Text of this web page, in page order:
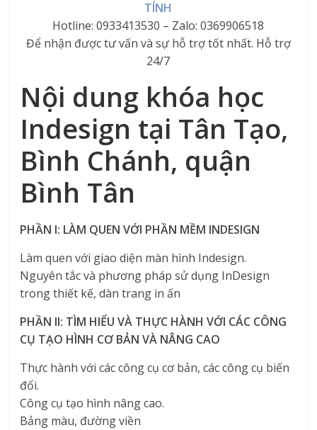
TÍNH
Hotline: 0933413530 – Zalo: 0369906518
Để nhận được tư vấn và sự hỗ trợ tốt nhất. Hỗ trợ
24/7
Nội dung khóa học
Indesign tại Tân Tạo,
Bình Chánh, quận
Bình Tân
PHẦN I: LÀM QUEN VỚI PHẦN MỀM INDESIGN
Làm quen với giao diện màn hình Indesign.
Nguyên tắc và phương pháp sử dụng InDesign
trong thiết kế, dàn trang in ấn
PHẦN II: TÌM HIỂU VÀ THỰC HÀNH VỚI CÁC CÔNG
CỤ TẠO HÌNH CƠ BẢN VÀ NÂNG CAO
Thực hành với các công cụ cơ bản, các công cụ biến
đổi.
Công cụ tạo hình nâng cao.
Bảng màu, đường viền